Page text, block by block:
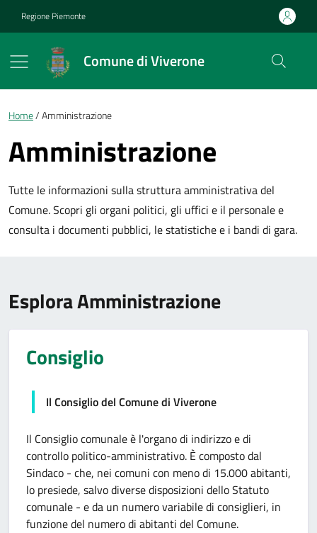
Regione Piemonte
Comune di Viverone
Briciole di pane
Home Amministrazione
Amministrazione
Tutte le informazioni sulla struttura amministrativa del
Comune. Scopri gli organi politici, gli uffici e il personale e
consulta i documenti pubblici, le statistiche e i bandi di gara.
Esplora Amministrazione
Consiglio
Il Consiglio del Comune di Viverone
Il Consiglio comunale è l'organo di indirizzo e di
controllo politico-amministrativo. È composto dal
Sindaco - che, nei comuni con meno di 15.000 abitanti,
lo presiede, salvo diverse disposizioni dello Statuto
comunale - e da un numero variabile di consiglieri, in
funzione del numero di abitanti del Comune.